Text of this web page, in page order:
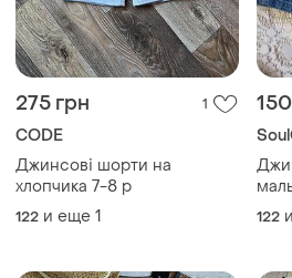
275 грн 1
CODE
Джинсові шорти на
хлопчика 7-8 р
122 и еще 1 122